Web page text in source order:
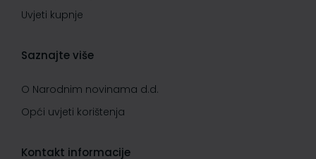
Uvjeti kupnje
Saznajte više
O Narodnim novinama d.d.
Opći uvjeti korištenja
Kontakt informacije